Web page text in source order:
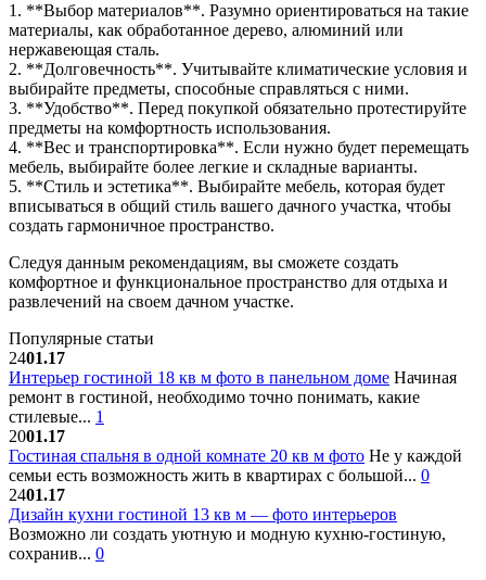
1. **Выбор материалов**. Разумно ориентироваться на такие
материалы, как обработанное дерево, алюминий или
нержавеющая сталь.
2. **Долговечность**. Учитывайте климатические условия и
выбирайте предметы, способные справляться с ними.
3. **Удобство**. Перед покупкой обязательно протестируйте
предметы на комфортность использования.
4. **Вес и транспортировка**. Если нужно будет перемещать
мебель, выбирайте более легкие и складные варианты.
5. **Стиль и эстетика**. Выбирайте мебель, которая будет
вписываться в общий стиль вашего дачного участка, чтобы
создать гармоничное пространство.
Следуя данным рекомендациям, вы сможете создать
комфортное и функциональное пространство для отдыха и
развлечений на своем дачном участке.
Популярные статьи
2401.17
Интерьер гостиной 18 кв м фото в панельном доме Начиная
ремонт в гостиной, необходимо точно понимать, какие
стилевые... 1
2001.17
Гостиная спальня в одной комнате 20 кв м фото Не у каждой
семьи есть возможность жить в квартирах с большой... 0
2401.17
Дизайн кухни гостиной 13 кв м — фото интерьеров
Возможно ли создать уютную и модную кухню-гостиную,
сохранив... 0